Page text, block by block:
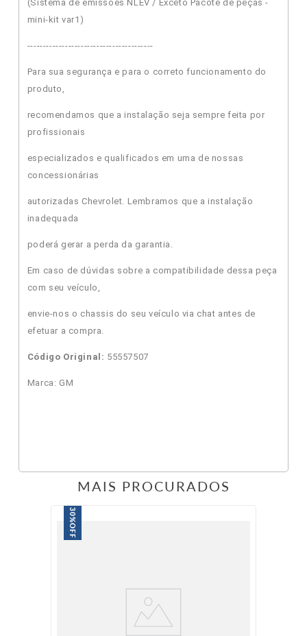
(Sistema de emissões NLEV / Exceto Pacote de peças -
mini-kit var1)
----------------------------------------
Para sua segurança e para o correto funcionamento do
produto,
recomendamos que a instalação seja sempre feita por
profissionais
especializados e qualificados em uma de nossas
concessionárias
autorizadas Chevrolet. Lembramos que a instalação
inadequada
poderá gerar a perda da garantia.
Em caso de dúvidas sobre a compatibilidade dessa peça
com seu veículo,
envie-nos o chassis do seu veículo via chat antes de
efetuar a compra.
Código Original: 55557507
Marca: GM
MAIS PROCURADOS
30%
OFF